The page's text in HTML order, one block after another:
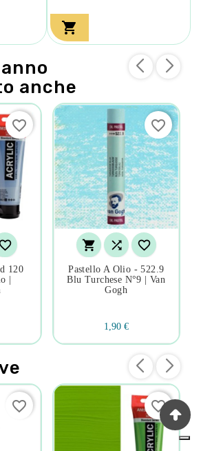

anche
120
|
favorite_border
  
Pastello A Olio - 522.9
Blu Turchese N°9 | Van
Gogh
1,90 €
favorite_border
favorite_border favorite_border